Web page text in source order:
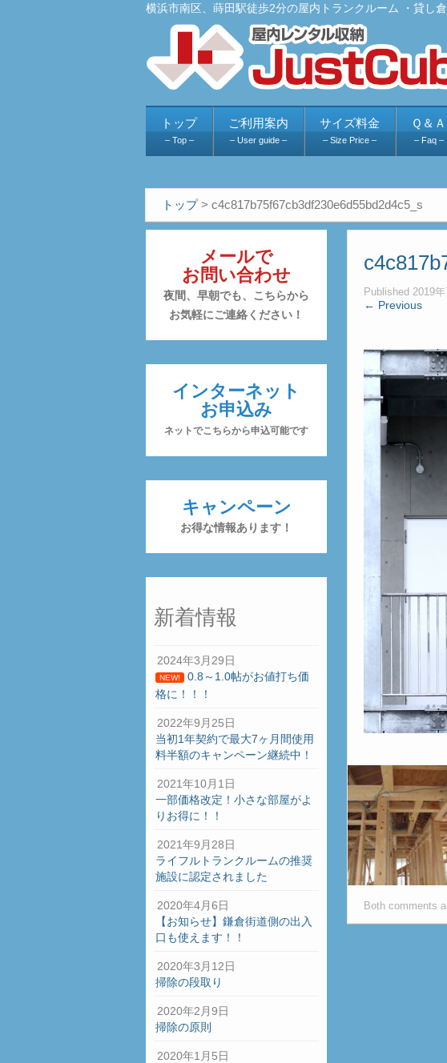
横浜市南区、蒔田駅徒歩2分の屋内トランクルーム ・貸し
トップ
– Top –
ご利用案内
– User guide –
サイズ料金
– Size Price –
Ｑ＆Ａ
– Faq –
トップ> c4c817b75f67cb3df230e6d55bd2d4c5_s
メールで
お問い合わせ
夜間、早朝でも、こちらから
お気軽にご連絡ください！
インターネット
お申込み
ネットでこちらから申込可能です
キャンペーン
お得な情報あります！
新着情報
2024年3月29日
NEW!
0.8～1.0帖がお値打ち価
格に！！！
2022年9月25日
当初1年契約で最大7ヶ月間使用
料半額のキャンペーン継続中！
2021年10月1日
一部価格改定！小さな部屋がよ
りお得に！！
2021年9月28日
ライフルトランクルームの推奨
施設に認定されました
2020年4月6日
【お知らせ】鎌倉街道側の出入
口も使えます！！
2020年3月12日
掃除の段取り
2020年2月9日
掃除の原則
2020年1月5日
Published2019年
← Previous
Both comments